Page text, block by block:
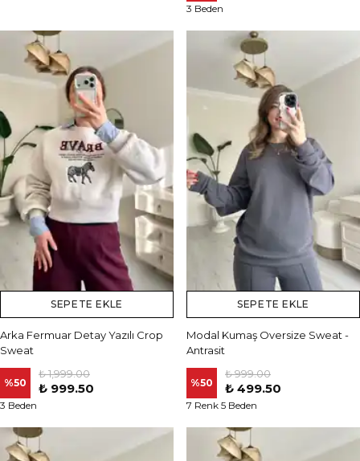
3 Beden
SEPETE EKLE
Arka Fermuar Detay Yazılı Crop
Sweat
%50
₺ 1,999.00
₺ 999.50
3 Beden
SEPETE EKLE
Modal Kumaş Oversize Sweat -
Antrasit
%50
₺ 999.00
₺ 499.50
7 Renk 5 Beden